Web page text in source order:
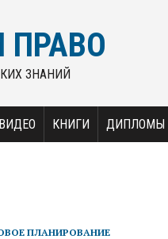
ПРАВО
ЗНАНИЙ
ВИДЕО КНИГИ ДИПЛОМЫ
ПЛАНИРОВАНИЕ